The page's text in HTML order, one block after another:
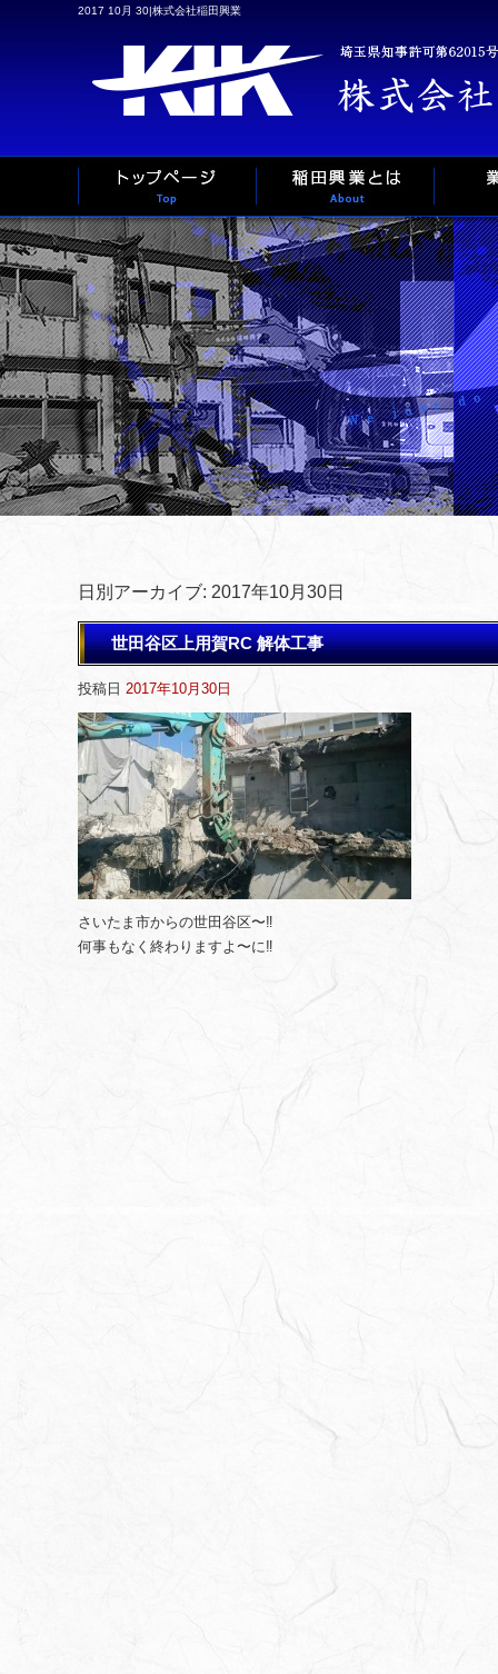
2017 10月 30|株式会社稲田興業
日別アーカイブ: 2017年10月30日
世田谷区上用賀RC 解体工事
投稿日 2017年10月30日
さいたま市からの世田谷区〜‼️
何事もなく終わりますよ〜に‼️